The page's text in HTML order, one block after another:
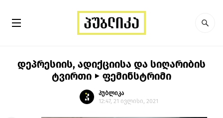
დეპრესიის, ადიქციისა და სიღარიბის
ტვირთი ► ფემინსტრიმი
პუბლიკა
12:47, 21 ივლისი, 2021